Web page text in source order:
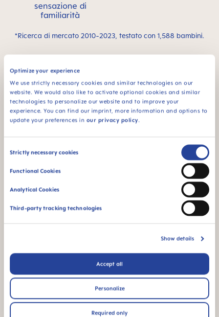
Optimize your experience
We use strictly necessary cookies and similar technologies on our
website. We would also like to activate optional cookies and similar
technologies to personalize our website and to improve your
experience. You can find our imprint, more information and options to
update your preferences in our privacy policy.
Consent
Strictly necessary cookies
Functional Cookies
Analytical Cookies
Third-party tracking technologies
Show details
Accept all
Personalize
Required only
sensazione di
familiarità
*Ricerca di mercato 2010-2023, testato con 1,588 bambini.
Video dei prodotti